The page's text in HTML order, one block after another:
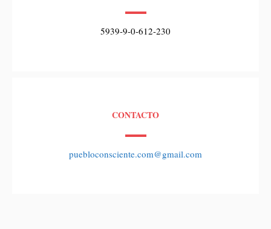
5939-9-0-612-230
CONTACTO
puebloconsciente.com@gmail.com